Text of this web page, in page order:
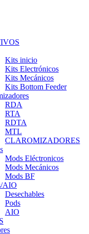
Kits inicio
Kits Electrónicos
Kits Mecánicos
Kits Bottom Feeder
RDA
RTA
RDTA
MTL
CLAROMIZADORES
Mods Eléctronicos
Mods Mecánicos
Mods BF
AIO
Desechables
Pods
AIO